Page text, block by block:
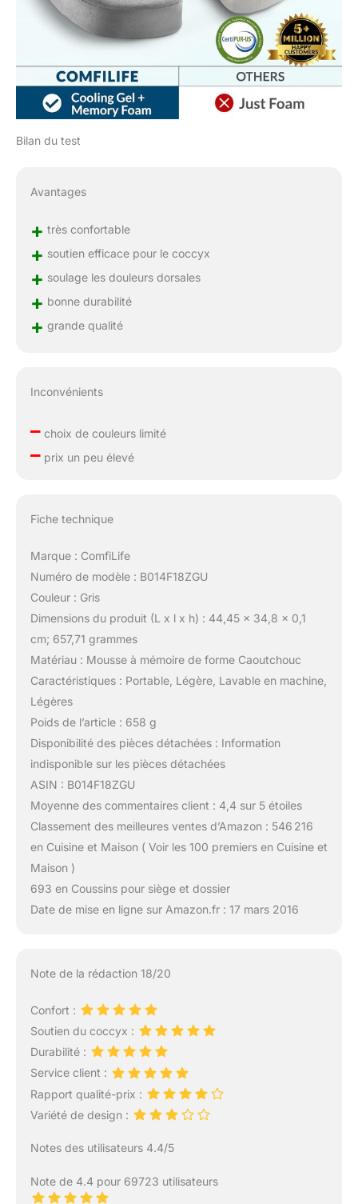
Bilan du test
Avantages
+ très confortable
+ soutien efficace pour le coccyx
+ soulage les douleurs dorsales
+ bonne durabilité
+ grande qualité
Inconvénients
–choix de couleurs limité
–prix un peu élevé
Fiche technique
Marque : ComfiLife
Numéro de modèle : B014F18ZGU
Couleur : Gris
Dimensions du produit (L x l x h) : 44,45 x 34,8 x 0,1
cm; 657,71 grammes
Matériau : Mousse à mémoire de forme Caoutchouc
Caractéristiques : Portable, Légère, Lavable en machine,
Légères
Poids de l’article : 658 g
Disponibilité des pièces détachées : Information
indisponible sur les pièces détachées
ASIN : B014F18ZGU
Moyenne des commentaires client : 4,4 sur 5 étoiles
Classement des meilleures ventes d’Amazon : 546 216
en Cuisine et Maison ( Voir les 100 premiers en Cuisine et
Maison )
693 en Coussins pour siège et dossier
Date de mise en ligne sur Amazon.fr : 17 mars 2016
Note de la rédaction 18/20
Confort :
Soutien du coccyx :
Durabilité :
Service client :
Rapport qualité-prix :
Variété de design :
Notes des utilisateurs 4.4/5
Note de 4.4 pour 69723 utilisateurs